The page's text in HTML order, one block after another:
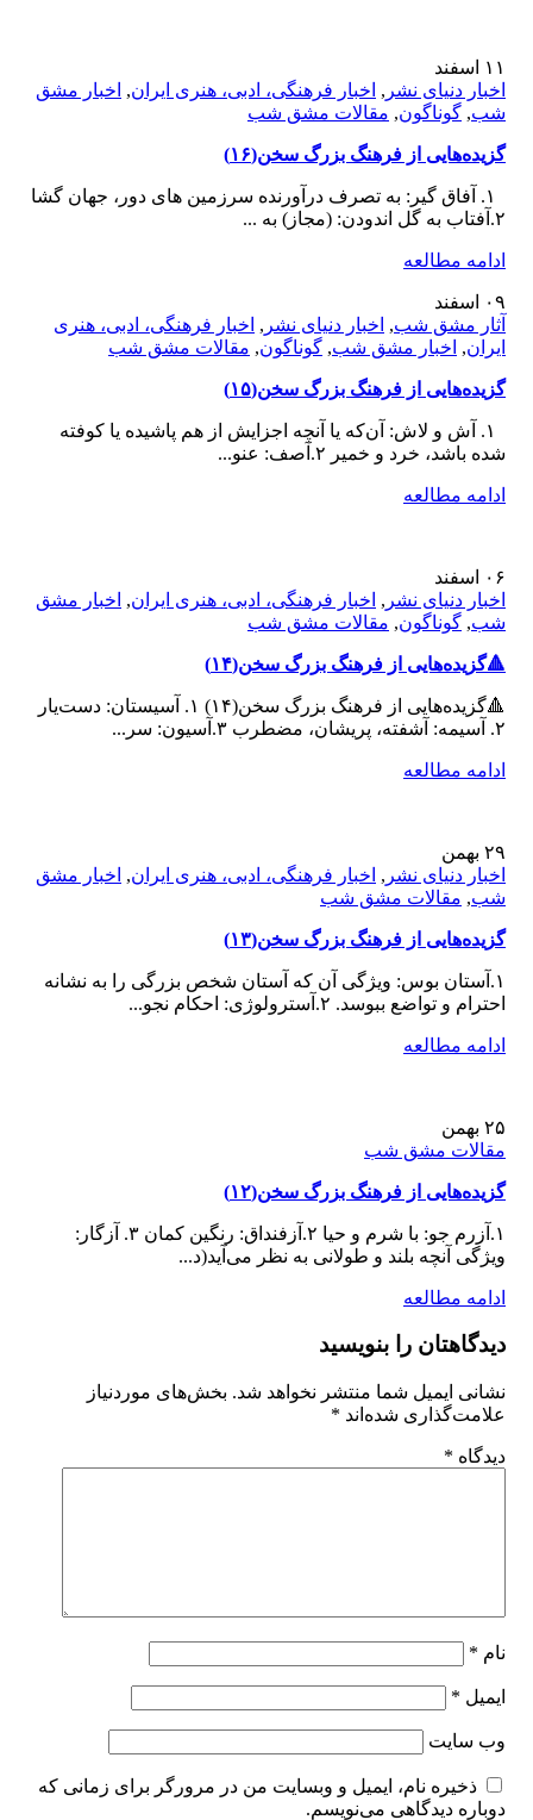
۱۱
اسفند
اخبار دنیای نشر , اخبار فرهنگی، ادبی، هنری ایران, اخبار مشق
شب, گوناگون, مقالات مشق شب
️گزیده‌هایی از فرهنگ بزرگ سخن(۱۶)
۱. آفاق گیر: به تصرف درآورنده سرزمین های دور، جهان گشا
۲.آفتاب به گل اندودن: (مجاز) به ...
ادامه مطالعه
۰۹
اسفند
آثار مشق شب, اخبار دنیای نشر , اخبار فرهنگی، ادبی، هنری
ایران, اخبار مشق شب, گوناگون, مقالات مشق شب
️گزیده‌هایی از فرهنگ بزرگ سخن(۱۵)
۱. آش و لاش: آن‌که یا آنچه اجزایش از هم پاشیده یا کوفته
شده باشد، خرد و خمیر ۲.آصف: عنو...
ادامه مطالعه
۰۶
اسفند
اخبار دنیای نشر , اخبار فرهنگی، ادبی، هنری ایران, اخبار مشق
شب, گوناگون, مقالات مشق شب
🔺️گزیده‌هایی از فرهنگ بزرگ سخن(۱۴)
🔺️گزیده‌هایی از فرهنگ بزرگ سخن(۱۴) ۱. آسیستان: دست‌یار
۲. آسیمه: آشفته، پریشان، مضطرب ۳.آسیون: سر...
ادامه مطالعه
۲۹ بهمن
اخبار دنیای نشر , اخبار فرهنگی، ادبی، هنری ایران, اخبار مشق
شب, مقالات مشق شب
️گزیده‌هایی از فرهنگ بزرگ سخن(۱۳)
۱.آستان بوس: ویژگی آن که آستان شخص بزرگی را به نشانه
احترام و تواضع ببوسد. ۲.آسترولوژی: احکام نجو...
ادامه مطالعه
۲۵ بهمن
مقالات مشق شب
️گزیده‌هایی از فرهنگ بزرگ سخن(۱۲)
۱.آزرم جو: با شرم و حیا ۲.آزفنداق: رنگین کمان ۳. آزگار:
ویژگی آنچه بلند و طولانی به نظر می‌آید(د...
ادامه مطالعه
دیدگاهتان را بنویسید
نشانی ایمیل شما منتشر نخواهد شد. بخش‌های موردنیاز
علامت‌گذاری شده‌اند *
دیدگاه *
نام *
ایمیل *
وب‌ سایت
ذخیره نام، ایمیل و وبسایت من در مرورگر برای زمانی که
دوباره دیدگاهی می‌نویسم.